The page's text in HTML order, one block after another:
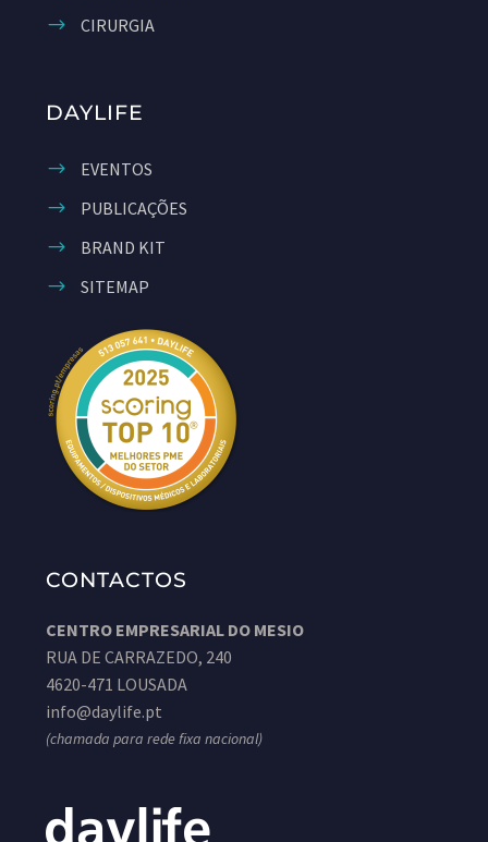
CIRURGIA
DAYLIFE
EVENTOS
PUBLICAÇÕES
BRAND KIT
SITEMAP
CONTACTOS
CENTRO EMPRESARIAL DO MESIO
RUA DE CARRAZEDO, 240
4620-471 LOUSADA
info@daylife.pt
(chamada para rede fixa nacional)